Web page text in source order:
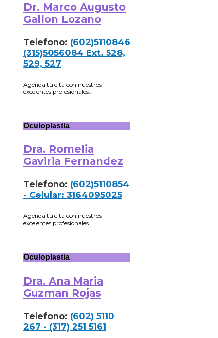
Dr. Marco Augusto
Gallon Lozano
Telefono: (602)5110846
(315)5056084 Ext. 528,
529, 527
Agenda tu cita con nuestros
excelentes profesionales...
Oculoplastia
Dra. Romelia
Gaviria Fernandez
Telefono: (602)5110854
- Celular: 3164095025
Agenda tu cita con nuestros
excelentes profesionales...
Oculoplastia
Dra. Ana Maria
Guzman Rojas
Telefono: (602) 5110
267 - (317) 251 5161